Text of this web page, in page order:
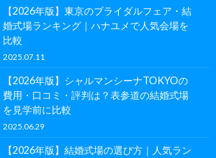
【2026年版】東京のブライダルフェア・結
婚式場ランキング｜ハナユメで人気会場を
比較
2025.07.11
【2026年版】シャルマンシーナTOKYOの
費用・口コミ・評判は？表参道の結婚式場
を見学前に比較
2025.06.29
【2026年版】結婚式場の選び方｜人気ラン